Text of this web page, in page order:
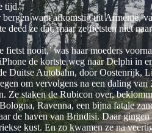
tijd.
want afkomstig uit Armenië,
ze dat, maar ze fietsten niet
nooit,’ was haar moeders
de kortste weg naar Delphi in
Duitse Autobahn, door Oostenrijk,
om vervolgens na een daling van
Ze staken de Rubicon over,
Ravenna, een bijna fatale
de haven van Brindisi. Daar
kust. En zo kwamen ze na